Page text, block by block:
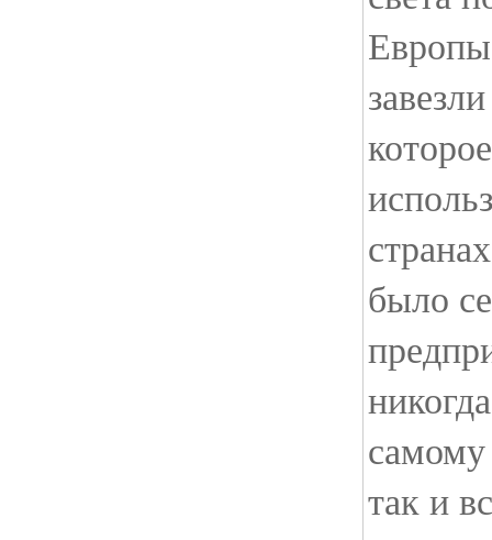
было
так и